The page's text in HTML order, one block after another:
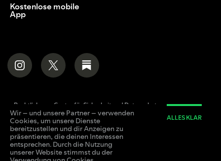
Kostenlose mobile
App
Rechtliches
Center für Sicherheit und Datenschutz
Datenschutzrichtlinie
Cookies Über Werbung auf Spotify
Wir – und unsere Partner – verwenden
Cookies, um unsere Dienste
bereitzustellen und dir Anzeigen zu
präsentieren, die deinen Interessen
entsprechen. Durch die Nutzung
unserer Website stimmst du der
ALLES KLAR